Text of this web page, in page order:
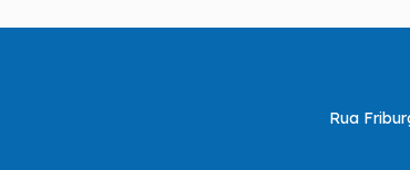
Rua